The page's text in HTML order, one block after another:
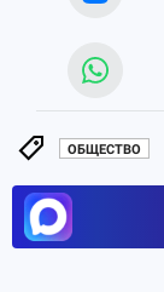
ОБЩЕСТВО